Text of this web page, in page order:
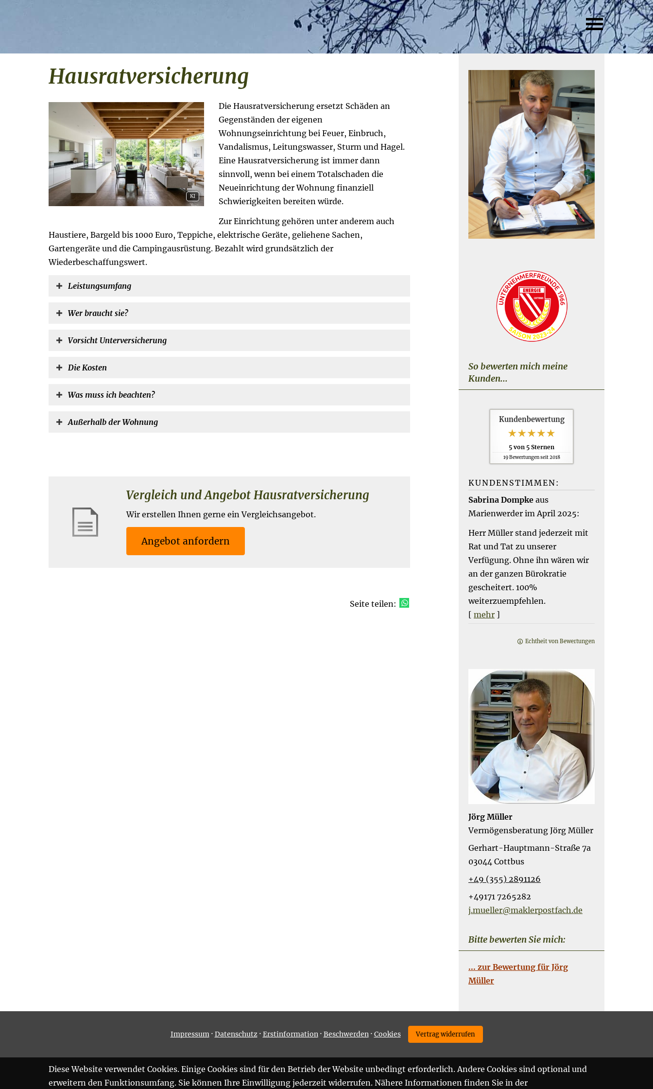
So bewerten mich meine
Kunden...
Kundenbewertung
5 von 5 Sternen
19Bewertungen seit 2018
KUNDENSTIMMEN:
Sabrina Dompke aus
Marienwerder im April 2025:
Herr Müller stand jederzeit mit
Rat und Tat zu unserer
Verfügung. Ohne ihn wären wir
an der ganzen Bürokratie
gescheitert. 100%
weiterzuempfehlen.
[ mehr ]
Echtheit von Bewertungen
Jörg Müller
Vermögensberatung Jörg Müller
Gerhart-Hauptmann-Straße 7a
03044 Cottbus
+49 (355) 2891126
+49171 7265282
j.mueller@maklerpostfach.de
Bitte bewerten Sie mich:
... zur Bewertung für Jörg
Müller
Haus­rat­ver­si­che­rung
KI
Die Haus­rat­ver­si­che­rung ersetzt Schäden an
Gegenständen der eigenen
Wohnungseinrichtung bei Feuer, Einbruch,
Vandalismus, Leitungswasser, Sturm und Hagel.
Eine Haus­rat­ver­si­che­rung ist immer dann
sinnvoll, wenn bei einem Totalschaden die
Neueinrichtung der Wohnung finanziell
Schwierigkeiten bereiten würde.
Zur Einrichtung gehören unter anderem auch
Haustiere, Bargeld bis 1000 Euro, Teppiche, elektrische Geräte, geliehene Sachen,
Gartengeräte und die Campingausrüstung. Bezahlt wird grundsätzlich der
Wiederbeschaffungswert.
Leistungsumfang
Wer braucht sie?
Vorsicht Unterversicherung
Die Kosten
Was muss ich beachten?
Außerhalb der Wohnung
Vergleich und Angebot Haus­rat­ver­si­che­rung
Wir erstellen Ihnen gerne ein Vergleichsangebot.
An­ge­bot an­for­dern
Seite teilen:
Impressum · Datenschutz· Erstinformation · Beschwerden · Cookies Vertrag widerrufen
Diese Website verwendet Cookies. Einige Cookies sind für den Betrieb der Website unbedingt erforderlich. Andere Cookies sind optional und
erweitern den Funktionsumfang. Sie können Ihre Einwilligung jederzeit widerrufen. Nähere Informationen finden Sie in der